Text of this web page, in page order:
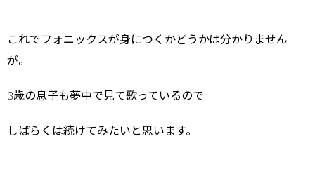
これでフォニックスが身につくかどうかは分かりません
が。
3歳の息子も夢中で見て歌っているので
しばらくは続けてみたいと思います。